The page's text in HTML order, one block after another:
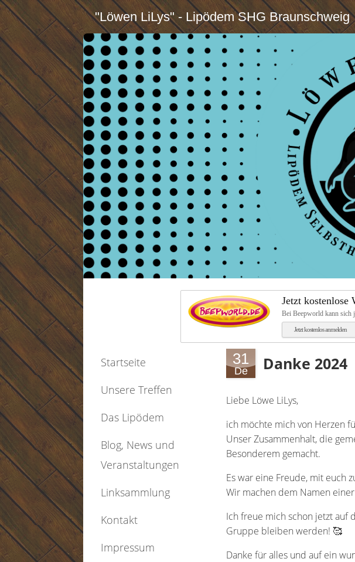
"Löwen LiLys" - Lipödem SHG Braunschweig
Jetzt kostenlose
Bei Beepworld kann sich
Jetzt kostenlos anmelden
Startseite
Unsere Treffen
Das Lipödem
Blog, News und
Veranstaltungen
Linksammlung
Kontakt
Impressum
31
De Danke 2024
Liebe Löwe LiLys,
ich möchte mich von Herzen
Unser Zusammenhalt, die
Besonderem gemacht.
Es war eine Freude, mit euch
Wir machen dem Namen
Ich freue mich schon jetzt auf
Gruppe bleiben werden! 🥰
Danke für alles und auf ein